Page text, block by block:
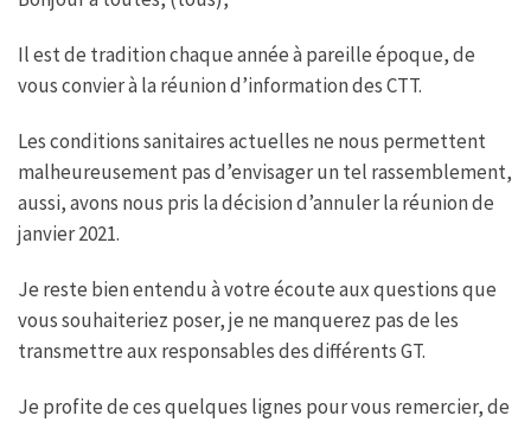
o
k
r
p
p
e
Il est de tradition chaque année à pareille époque, de
vous convier à la réunion d’information des CTT.
Les conditions sanitaires actuelles ne nous permettent
malheureusement pas d’envisager un tel rassemblement,
aussi, avons nous pris la décision d’annuler la réunion de
janvier 2021.
Je reste bien entendu à votre écoute aux questions que
vous souhaiteriez poser, je ne manquerez pas de les
transmettre aux responsables des différents GT.
Je profite de ces quelques lignes pour vous remercier, de